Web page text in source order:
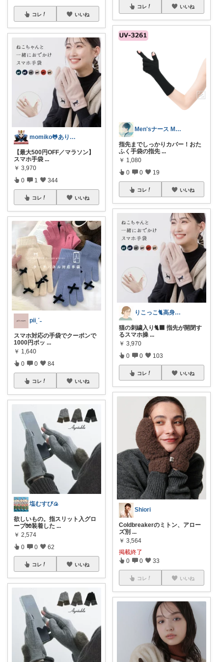
コレ いいね
momiko🐸ありがとうです🙏
【最大500円OFF／マラソン】
スマホ手袋 ...
￥ 3,970
0 1 344
コレ いいね
piiˎˊ˗
スマホ対応の手袋でクーポンで
1000円ポッ ...
￥ 1,640
0 0 84
コレ いいね
塩むすび🍙
欲しいもの。指スリット入グロ
ーブ🧤装着した ...
￥ 2,574
0 0 62
コレ いいね
コレ いいね
Men'sナース MORI🌿
指先までしっかりカバー！おた
ふく手袋の指先 ...
￥ 1,080
0 0 19
コレ いいね
りこっこ🐈高身長の猫好き🐢
猫の刺繍入り🐈‍⬛ 指先が開閉す
るスマホ操 ...
￥ 3,970
0 0 103
コレ いいね
Shiori
Coldbreakerのミトン、アロー
ズ別 ...
￥ 3,564
掲載終了
0 0 33
コレ いいね